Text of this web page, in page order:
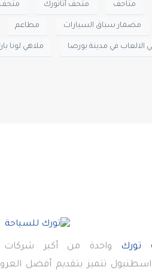
متاحف متحف أتاتورك متحف
مضمار سباق السيارات مطاعم
الالعاب في مدينة بورصا ملاهي لونا
تورك واحدة من أكبر شركات
اسطنبول تتميز بتقديم أفضل